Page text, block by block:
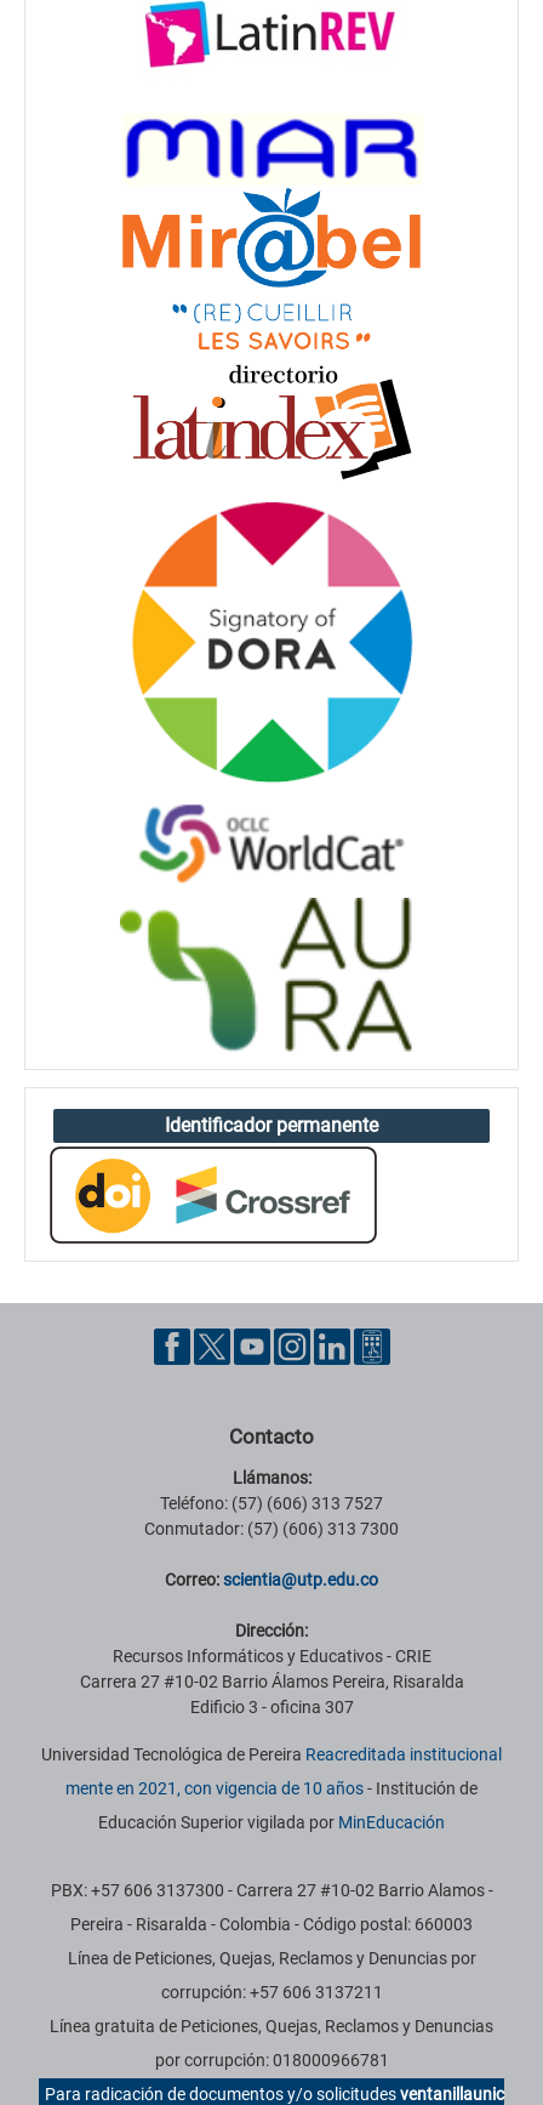
Identificador permanente
Contacto
Llámanos:
Teléfono: (57) (606) 313 7527
Conmutador: (57) (606) 313 7300
Correo:scientia@utp.edu.co
Dirección:
Recursos Informáticos y Educativos - CRIE
Carrera 27 #10-02 Barrio Álamos Pereira, Risaralda
Edificio 3 - oficina 307
Universidad Tecnológica de Pereira Reacreditada institucional
mente en 2021, con vigencia de 10 años- Institución de
Educación Superior vigilada por MinEducación
PBX: +57 606 3137300 - Carrera 27 #10-02 Barrio Alamos -
Pereira - Risaralda - Colombia - Código postal: 660003
Línea de Peticiones, Quejas, Reclamos y Denuncias por
corrupción: +57 606 3137211
Línea gratuita de Peticiones, Quejas, Reclamos y Denuncias
por corrupción: 018000966781
Para radicación de documentos y/o solicitudesventanillaunic